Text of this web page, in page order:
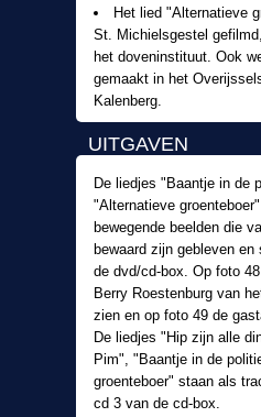
Het lied "Alternatieve
St. Michielsgestel
het doveninstituut. Ook
gemaakt in het
Kalenberg.
De liedjes "Baantje in de
"Alternatieve
bewegende beelden die
bewaard zijn gebleven
de dvd/cd-box. Op foto
Berry Roestenburg van
zien en op foto 49 de
De liedjes "Hip zijn alle
Pim", "Baantje in de
groenteboer" staan als
cd 3 van de cd-box.
UITGAVEN